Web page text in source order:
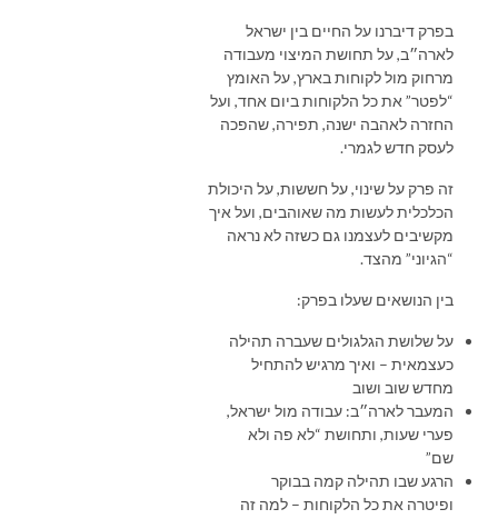
בפרק דיברנו על החיים בין ישראל
לארה״ב, על תחושת המיצוי מעבודה
מרחוק מול לקוחות בארץ, על האומץ
“לפטר” את כל הלקוחות ביום אחד, ועל
החזרה לאהבה ישנה, תפירה, שהפכה
לעסק חדש לגמרי.
זה פרק על שינוי, על חששות, על היכולת
הכלכלית לעשות מה שאוהבים, ועל איך
מקשיבים לעצמנו גם כשזה לא נראה
“הגיוני” מהצד.
בין הנושאים שעלו בפרק:
על שלושת הגלגולים שעברה תהילה
כעצמאית – ואיך מרגיש להתחיל
מחדש שוב ושוב
המעבר לארה״ב: עבודה מול ישראל,
פערי שעות, ותחושת “לא פה ולא
שם”
הרגע שבו תהילה קמה בבוקר
ופיטרה את כל הלקוחות – למה זה